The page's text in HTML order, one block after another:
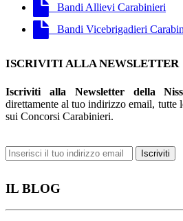
Bandi Allievi Carabinieri
Bandi Vicebrigadieri
ISCRIVITI ALLA NEWSLETTER
Iscriviti alla Newsletter della
direttamente al tuo indirizzo email, tutte
sui Concorsi Carabinieri.
IL BLOG